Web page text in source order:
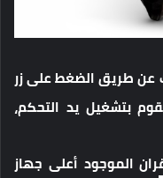
عن طريق الضغط على زر
تقوم بتشغيل يد التحكم،
الموجود أعلى جهاز